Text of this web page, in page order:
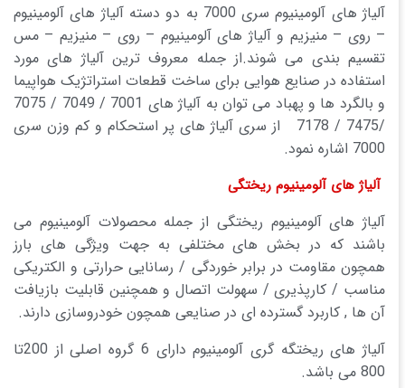
آلیاژ های آلومینیوم سری 7000 به دو دسته آلیاژ های آلومینیوم
– روی – منیزیم و آلیاژ های آلومینیوم – روی – منیزیم – مس
تقسیم بندی می شوند.از جمله معروف ترین آلیاژ های مورد
استفاده در صنایع هوایی برای ساخت قطعات استراتژیک هواپیما
و بالگرد ها و پهباد می توان به آلیاژ های 7001 / 7049 / 7075
/7475 / 7178 از سری آلیاژ های پر استحکام و کم وزن سری
7000 اشاره نمود.
آلیاژ های آلومینیوم ریختگی
آلیاژ های آلومینیوم ریختگی از جمله محصولات آلومینیوم می
باشند که در بخش های مختلفی به جهت ویژگی های بارز
همچون مقاومت در برابر خوردگی / رسانایی حرارتی و الکتریکی
مناسب / کارپذیری / سهولت اتصال و همچنین قابلیت بازیافت
آن ها , کاربرد گسترده ای در صنایعی همچون خودروسازی دارند.
آلیاژ های ریختگه گری آلومینیوم دارای 6 گروه اصلی از 200تا
800 می باشد.